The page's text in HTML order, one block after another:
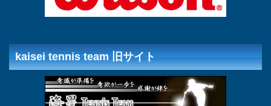
kaisei tennis team 旧サイト